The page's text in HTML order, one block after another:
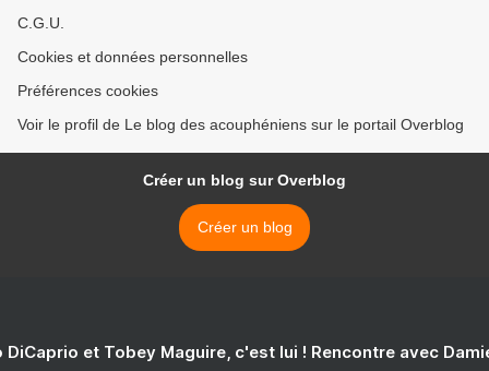
C.G.U.
Cookies et données personnelles
Préférences cookies
Voir le profil de Le blog des acouphéniens sur le portail Overblog
Créer un blog sur Overblog
Créer un blog
DiCaprio et Tobey Maguire, c'est lui ! Rencontre avec